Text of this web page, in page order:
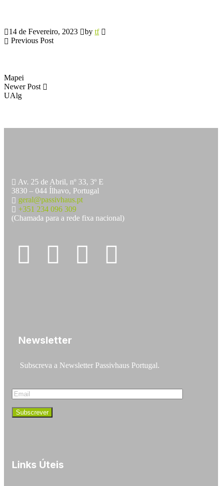
14 de Fevereiro, 2023 by tf
Previous Post
Mapei
Newer Post
UAlg
Av. 25 de Abril, nº 33, 3º E
3830 – 044 Ílhavo, Portugal
geral@passivhaus.pt
+351 234 096 309
(Chamada para a rede fixa nacional)
Newsletter
Subscreva a Newsletter Passivhaus Portugal.
Links Úteis